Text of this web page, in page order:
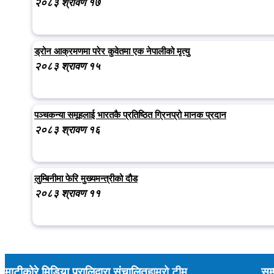
२०८३ श्रावण १७
ड्रोन आक्रमणमा परेर कुवेतमा एक नेपालीको मृत्यु
२०८३ श्रावण १५
पञ्चकन्या समूहलाई भारतकै प्रतिष्ठित ग्रिनप्रो मानक प्रदान
२०८३ श्रावण १६
लुम्बिनीमा फेरि मुख्यमन्त्रीको दौड
२०८३ श्रावण ११